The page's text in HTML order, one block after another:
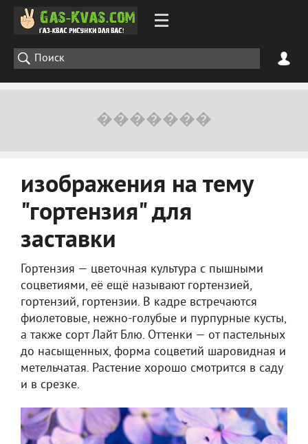
изображения на тему
"гортензия" для
заставки
Гортензия — цветочная культура с пышными
соцветиями, её ещё называют гортензией,
гортензий, гортензии. В кадре встречаются
фиолетовые, нежно-голубые и пурпурные кусты,
а также сорт Лайт Блю. Оттенки — от пастельных
до насыщенных, форма соцветий шаровидная и
метельчатая. Растение хорошо смотрится в саду
и в срезке.